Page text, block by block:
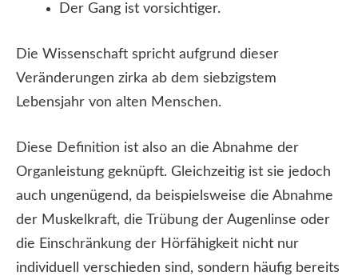
Der Gang ist vorsichtiger.
Die Wissenschaft spricht aufgrund dieser
Veränderungen zirka ab dem siebzigstem
Lebensjahr von alten Menschen.
Diese Definition ist also an die Abnahme der
Organleistung geknüpft. Gleichzeitig ist sie jedoch
auch ungenügend, da beispielsweise die Abnahme
der Muskelkraft, die Trübung der Augenlinse oder
die Einschränkung der Hörfähigkeit nicht nur
individuell verschieden sind, sondern häufig bereits